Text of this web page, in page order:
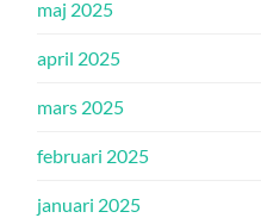
maj 2025
april 2025
mars 2025
februari 2025
januari 2025